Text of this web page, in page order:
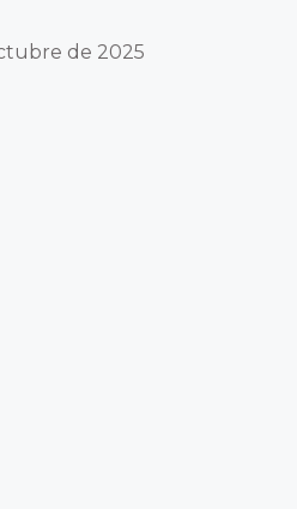
de 2025